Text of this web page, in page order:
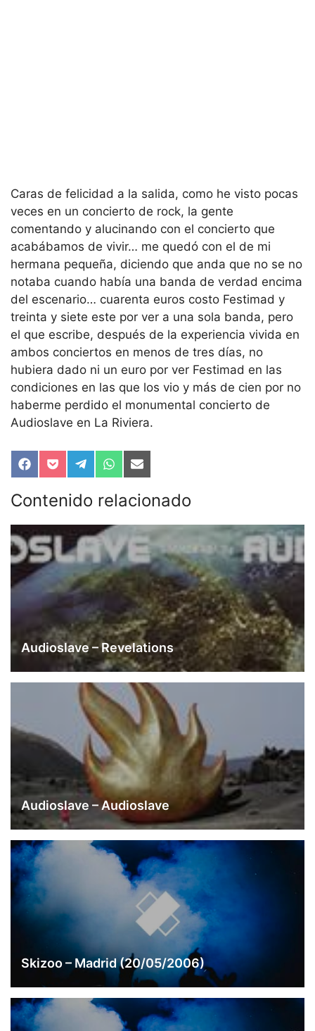
Caras de felicidad a la salida, como he visto pocas
veces en un concierto de rock, la gente
comentando y alucinando con el concierto que
acabábamos de vivir… me quedó con el de mi
hermana pequeña, diciendo que anda que no se no
notaba cuando había una banda de verdad encima
del escenario… cuarenta euros costo Festimad y
treinta y siete este por ver a una sola banda, pero
el que escribe, después de la experiencia vivida en
ambos conciertos en menos de tres días, no
hubiera dado ni un euro por ver Festimad en las
condiciones en las que los vio y más de cien por no
haberme perdido el monumental concierto de
Audioslave en La Riviera.
Compartir
en
Facebook
Compartir
en
Pocket
Compartir
en
Telegram
Compartir
en
WhatsApp
Compartir
en
Email
Contenido relacionado
Audioslave – Revelations
Audioslave – Audioslave
Skizoo – Madrid (20/05/2006)